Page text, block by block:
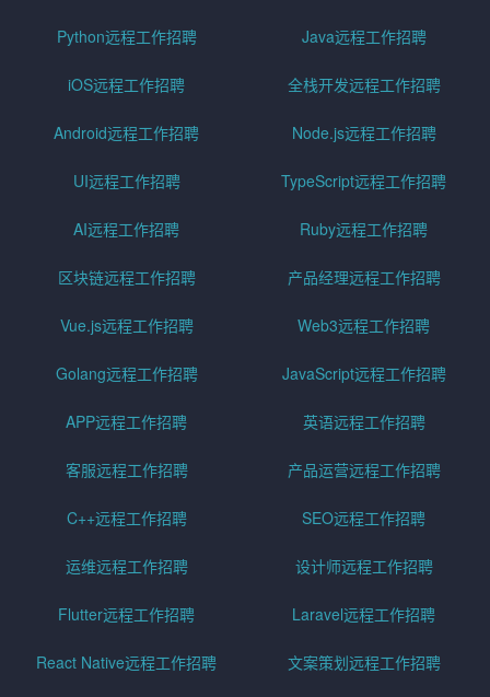
Python远程工作招聘 Java远程工作招聘
iOS远程工作招聘 全栈开发远程工作招聘
Android远程工作招聘 Node.js远程工作招聘
UI远程工作招聘 TypeScript远程工作招聘
AI远程工作招聘 Ruby远程工作招聘
区块链远程工作招聘 产品经理远程工作招聘
Vue.js远程工作招聘 Web3远程工作招聘
Golang远程工作招聘 JavaScript远程工作招聘
APP远程工作招聘 英语远程工作招聘
客服远程工作招聘 产品运营远程工作招聘
C++远程工作招聘 SEO远程工作招聘
运维远程工作招聘 设计师远程工作招聘
Flutter远程工作招聘 Laravel远程工作招聘
React Native远程工作招聘 文案策划远程工作招聘